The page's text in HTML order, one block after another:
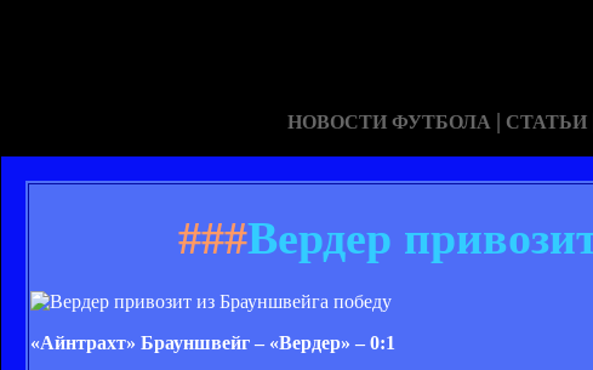
НОВОСТИ ФУТБОЛА | СТАТЬИ
###Вердер
«Айнтрахт» Брауншвейг – «Вердер» – 0:1